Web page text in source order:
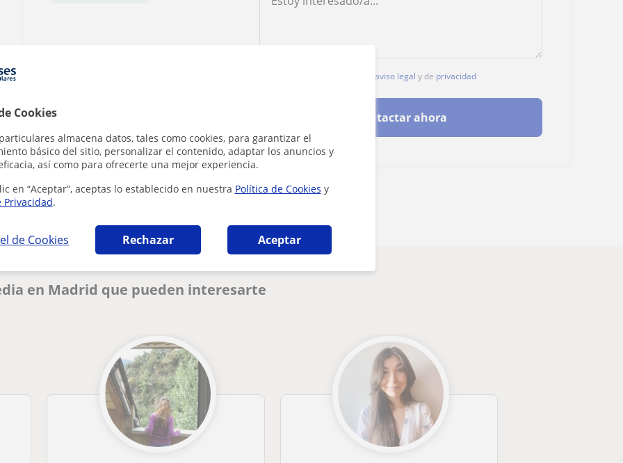
Cookies
almacena datos, tales como cookies, para garantizar el
básico del sitio, personalizar el contenido, adaptar los anuncios y
así como para ofrecerte una mejor experiencia.
en “Aceptar”, aceptas lo establecido en nuestra Política de Cookies y
Privacidad.
de Cookies Rechazar Aceptar
aviso legal y de privacidad
Contactar ahora
¿Hay algún error en este perfil?Cuéntanos
en Madrid que pueden interesarte